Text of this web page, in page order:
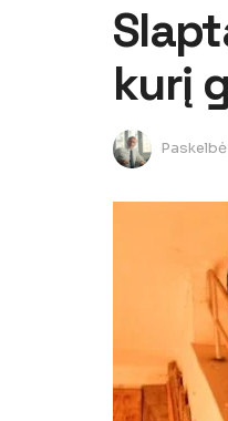
kurį
Paskelbė